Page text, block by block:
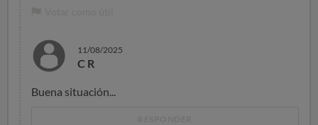
11/08/2025
C R
Buena situación...